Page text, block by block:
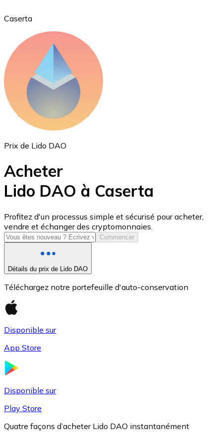
Ethereum
ETH
USD Coin
USDC
Caserta
Prix de Lido DAO
Acheter
Lido DAO à Caserta
Profitez d'un processus simple et sécurisé pour acheter,
vendre et échanger des cryptomonnaies.
Commencer
Détails du prix de Lido DAO
Téléchargez notre portefeuille d'auto-conservation
Disponible sur
App Store
Disponible sur
Play Store
Quatre façons d’acheter Lido DAO instantanément